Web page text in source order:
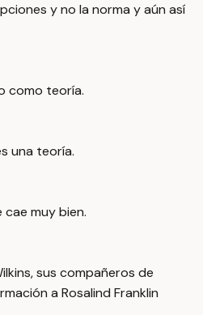
y no la norma y aún así
como teoría.
una teoría.
cae muy bien.
sus compañeros de
a Rosalind Franklin